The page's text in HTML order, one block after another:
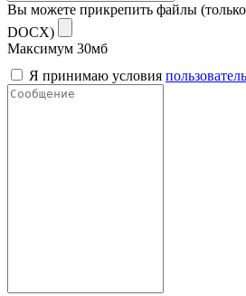
Вы можете прикрепить файлы
DOCX)
Максимум 30мб
Я принимаю условия